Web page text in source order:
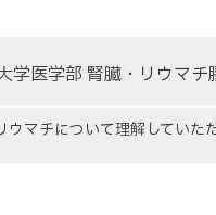
学医学部 腎臓・リウマ
マチについて理解していた